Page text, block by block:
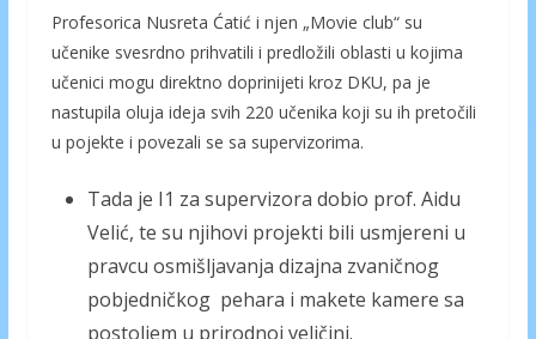
Profesorica Nusreta Ćatić i njen „Movie club“ su
učenike svesrdno prihvatili i predložili oblasti u kojima
učenici mogu direktno doprinijeti kroz DKU, pa je
nastupila oluja ideja svih 220 učenika koji su ih pretočili
u pojekte i povezali se sa supervizorima.
Tada je I1 za supervizora dobio prof. Aidu
Velić, te su njihovi projekti bili usmjereni u
pravcu osmišljavanja dizajna zvaničnog
pobjedničkog pehara i makete kamere sa
postoljem u prirodnoj veličini.